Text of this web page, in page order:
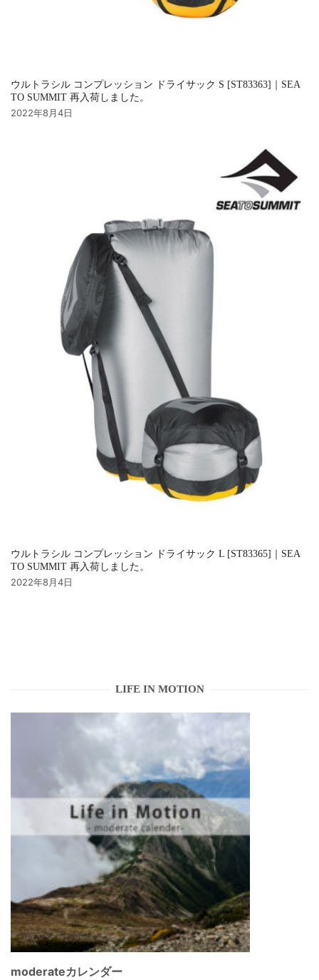
ウルトラシル コンプレッション ドライサック S [ST83363]｜SEA
TO SUMMIT 再入荷しました。
2022年8月4日
ウルトラシル コンプレッション ドライサック L [ST83365]｜SEA
TO SUMMIT 再入荷しました。
2022年8月4日
LIFE IN MOTION
moderateカレンダー